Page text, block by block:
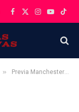
Facebook
X
Instagram
YouTube
» Previa Manchester United vs Brighton: las Gaviotas buscan sumar tres puntos en Old Trafford